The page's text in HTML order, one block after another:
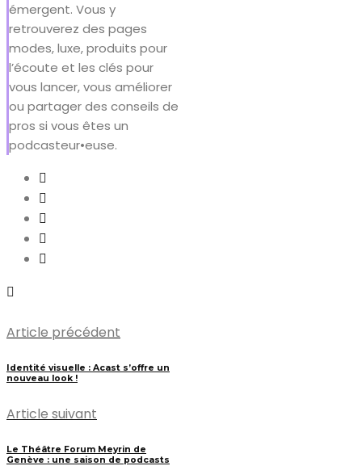
émergent. Vous y
retrouverez des pages
modes, luxe, produits pour
l’écoute et les clés pour
vous lancer, vous améliorer
ou partager des conseils de
pros si vous êtes un
podcasteur•euse.
Article précédent
Identité visuelle : Acast s’offre un
nouveau look !
Article suivant
Le Théâtre Forum Meyrin de
Genève : une saison de podcasts